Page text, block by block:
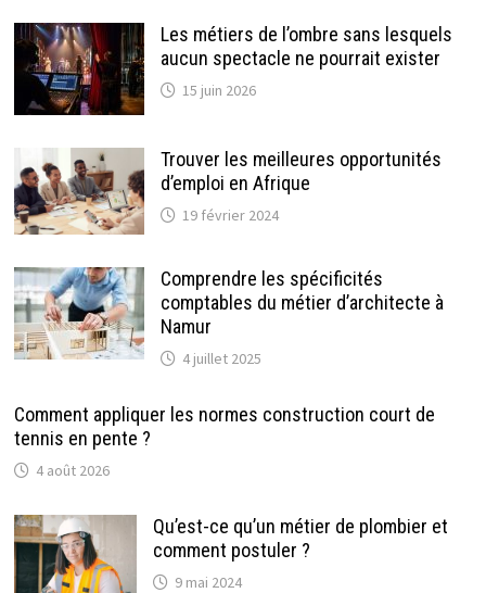
Les métiers de l’ombre sans lesquels
aucun spectacle ne pourrait exister
15 juin 2026
Trouver les meilleures opportunités
d’emploi en Afrique
19 février 2024
Comprendre les spécificités
comptables du métier d’architecte à
Namur
4 juillet 2025
Comment appliquer les normes construction court de
tennis en pente ?
4 août 2026
Qu’est-ce qu’un métier de plombier et
comment postuler ?
9 mai 2024